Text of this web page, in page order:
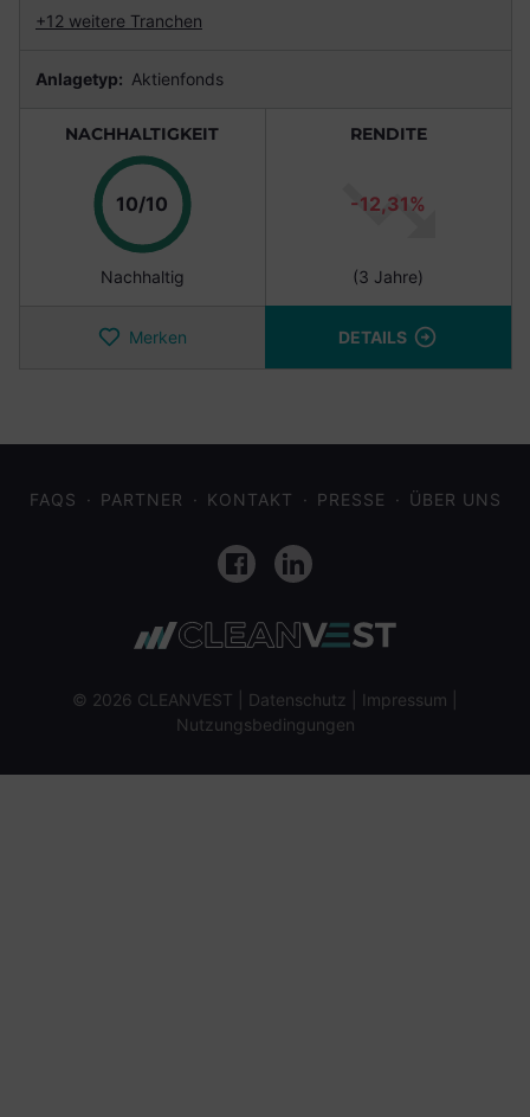
+12 weitere Tranchen
Anlagetyp: Aktienfonds
NACHHALTIGKEIT
10/10 Punkte
Nachhaltig
RENDITE
-12,31%
(3 Jahre)
Merken DETAILS
FAQS PARTNER KONTAKT PRESSE ÜBER UNS
FacebookLinkedIn
© 2026 CLEANVEST | Datenschutz Impressum
Nutzungsbedingungen